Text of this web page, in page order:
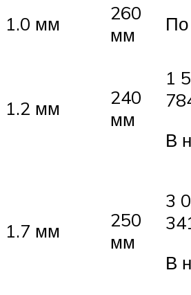
1.0 мм
260
мм
По
1.2 мм
240
мм
1
В
1.7 мм
250
мм
3
В